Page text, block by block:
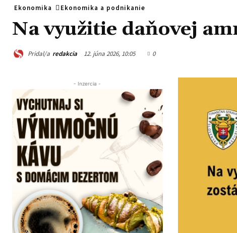
Ekonomika Ekonomika a podnikanie
Na využitie daňovej
Pridal/a redakcia 12. júna 2026, 10:05 0
- Inzercia -